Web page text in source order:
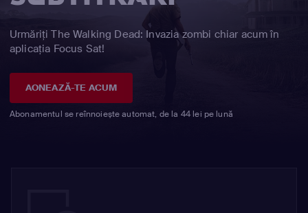
Urmăriți The Walking Dead: Invazia zombi chiar acum în
aplicația Focus Sat!
AONEAZĂ-TE ACUM
Abonamentul se reînnoiește automat, de la 44 lei pe lună